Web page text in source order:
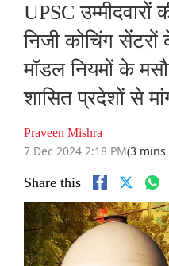
UPSC उम्मीदवारों
निजी कोचिंग
मॉडल नियमों के
शासित प्रदेशों से
Praveen Mishra
7 Dec 2024 2:18 PM(3 mins
Share this